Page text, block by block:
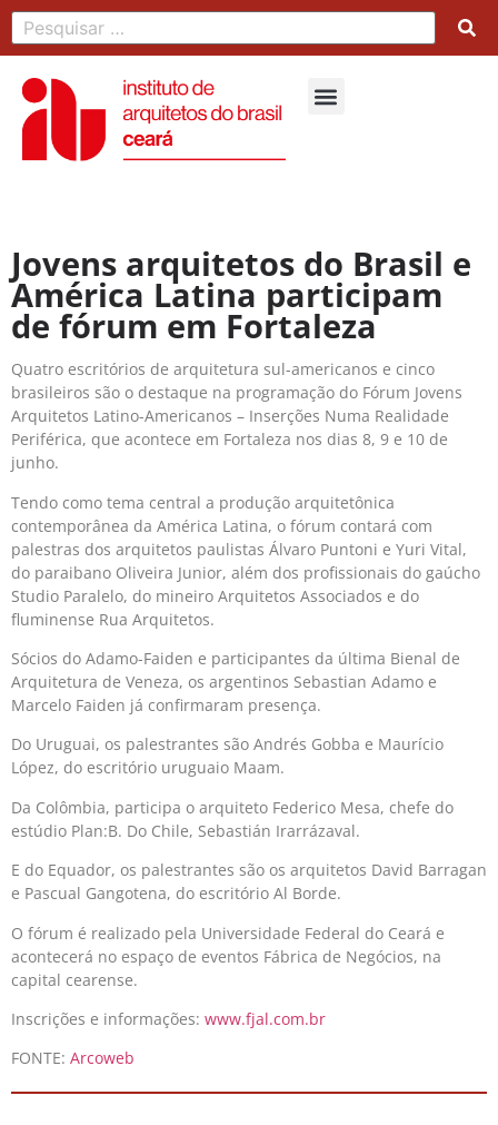
Jovens arquitetos do Brasil e
América Latina participam
de fórum em Fortaleza
Quatro escritórios de arquitetura sul-americanos e cinco
brasileiros são o destaque na programação do Fórum Jovens
Arquitetos Latino-Americanos – Inserções Numa Realidade
Periférica, que acontece em Fortaleza nos dias 8, 9 e 10 de
junho.
Tendo como tema central a produção arquitetônica
contemporânea da América Latina, o fórum contará com
palestras dos arquitetos paulistas Álvaro Puntoni e Yuri Vital,
do paraibano Oliveira Junior, além dos profissionais do gaúcho
Studio Paralelo, do mineiro Arquitetos Associados e do
fluminense Rua Arquitetos.
Sócios do Adamo-Faiden e participantes da última Bienal de
Arquitetura de Veneza, os argentinos Sebastian Adamo e
Marcelo Faiden já confirmaram presença.
Do Uruguai, os palestrantes são Andrés Gobba e Maurício
López, do escritório uruguaio Maam.
Da Colômbia, participa o arquiteto Federico Mesa, chefe do
estúdio Plan:B. Do Chile, Sebastián Irarrázaval.
E do Equador, os palestrantes são os arquitetos David Barragan
e Pascual Gangotena, do escritório Al Borde.
O fórum é realizado pela Universidade Federal do Ceará e
acontecerá no espaço de eventos Fábrica de Negócios, na
capital cearense.
Inscrições e informações: www.fjal.com.br
FONTE: Arcoweb